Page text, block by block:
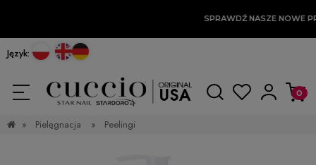
SPRAWDŹ NASZE NOWE
Język:
» Pielęgnacja » Peelingi